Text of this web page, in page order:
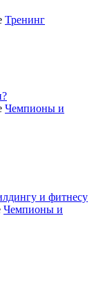
Тренинг
Чемпионы и
и фитнесу
Чемпионы и